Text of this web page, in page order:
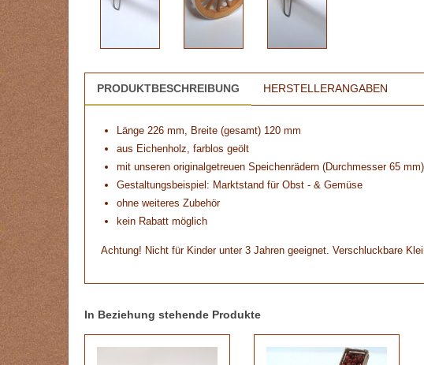
PRODUKTBESCHREIBUNG HERSTELLERANGABEN
Länge 226 mm, Breite (gesamt) 120 mm
aus Eichenholz, farblos geölt
mit unseren originalgetreuen Speichenrädern (Durchmesser 65
Gestaltungsbeispiel: Marktstand für Obst - & Gemüse
ohne weiteres Zubehör
kein Rabatt möglich
Achtung! Nicht für Kinder unter 3 Jahren geeignet. Verschluckbare
In Beziehung stehende Produkte